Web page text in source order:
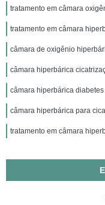
tratamento em câmara
tratamento em câmara
câmara de oxigênio
câmara hiperbárica
câmara hiperbárica
câmara hiperbárica para
tratamento em câmara